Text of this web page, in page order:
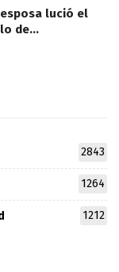
lució el
de…
2843
1264
1212